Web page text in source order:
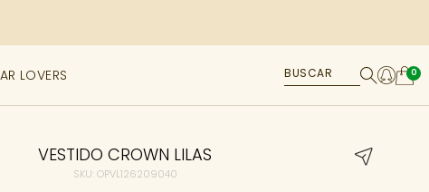
AR LOVERS 0
VESTIDO CROWN LILAS
SKU: OPVL126209040